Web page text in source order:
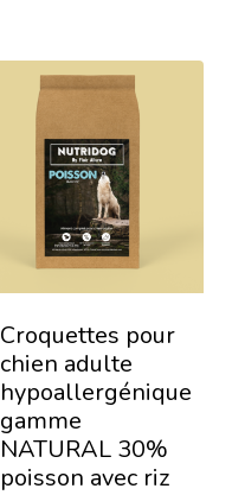
prix :
6,90€
Croquettes pour
chien adulte
hypoallergénique
gamme
NATURAL 30%
poisson avec riz